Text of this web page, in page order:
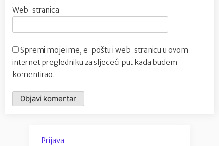
Web-stranica
Spremi moje ime, e-poštu i web-stranicu u ovom
internet pregledniku za sljedeći put kada budem
komentirao.
Prijava